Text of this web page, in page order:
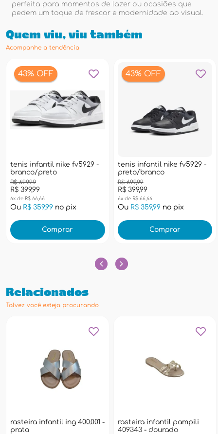
perfeita para momentos de lazer ou ocasiões que
pedem um toque de frescor e modernidade ao visual.
Quem viu, viu também
Acompanhe a tendência
43% OFF
tenis infantil nike fv5929 -
branco/preto
R$ 399,99
R$ 699,99
6x de R$ 66,66
Ou R$ 359,99 no pix
Comprar
43% OFF
tenis infantil nike fv5929 -
preto/branco
R$ 399,99
R$ 699,99
6x de R$ 66,66
Ou R$ 359,99no pix
Comprar
Relacionados
Talvez você esteja procurando
rasteira infantil ing 400.001 -
prata
rasteira infantil pampili
409343 - dourado